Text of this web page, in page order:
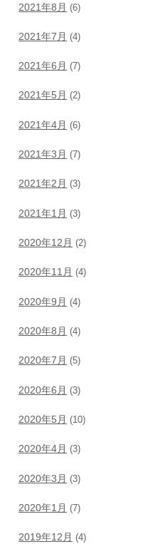
2021年8月 (6)
2021年7月 (4)
2021年6月 (7)
2021年5月 (2)
2021年4月 (6)
2021年3月 (7)
2021年2月 (3)
2021年1月 (3)
2020年12月 (2)
2020年11月 (4)
2020年9月 (4)
2020年8月 (4)
2020年7月 (5)
2020年6月 (3)
2020年5月 (10)
2020年4月 (3)
2020年3月 (3)
2020年1月 (7)
2019年12月 (4)